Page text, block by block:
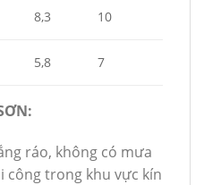
8,3 10
5,8 7
ráo, không có mưa
công trong khu vực kín